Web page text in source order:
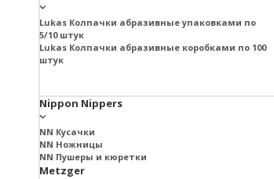
Lukas Колпачки абразивные упаковками по
5/10 штук
Lukas Колпачки абразивные коробками по 100
штук
Nippon Nippers
NN Кусачки
NN Ножницы
NN Пушеры и кюретки
Metzger